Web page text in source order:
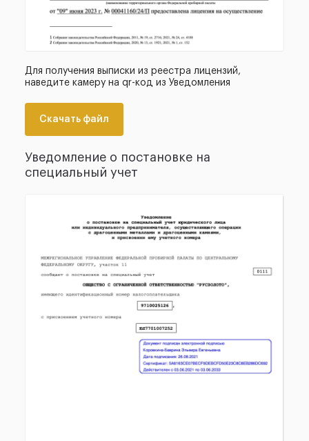
Для получения выписки из реестра лицензий,
наведите камеру на qr-код из Уведомления
Скачать файл
Уведомление о постановке на
специальный учет